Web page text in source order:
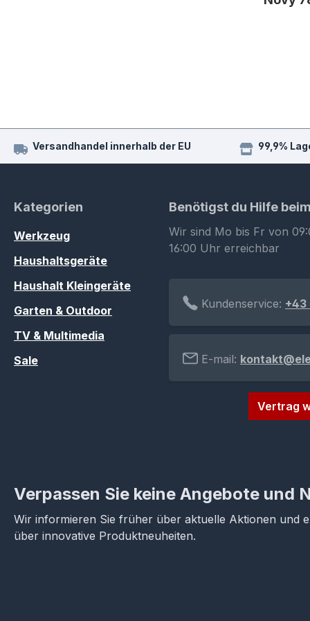
Versandhandel innerhalb der EU 99,9%
Kategorien
Werkzeug
Haushaltsgeräte
Haushalt Kleingeräte
Garten & Outdoor
TV & Multimedia
Sale
Benötigst du Hilfe
Wir sind Mo bis Fr von
16:00 Uhr erreichbar
Kundenservice: +43
E-mail:
Vertrag
Verpassen Sie keine Angebote und
Wir informieren Sie früher über aktuelle Aktionen und
über innovative Produktneuheiten.